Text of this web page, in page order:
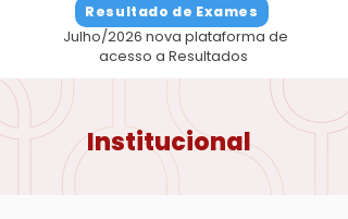
Resultado de Exames
Julho/2026 nova plataforma de
acesso a Resultados
Institucional